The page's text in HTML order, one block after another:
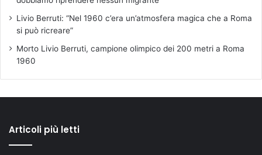
Livio Berruti: “Nel 1960 c’era un’atmosfera magica che a Roma
si può ricreare”
Morto Livio Berruti, campione olimpico dei 200 metri a Roma
1960
Articoli più letti